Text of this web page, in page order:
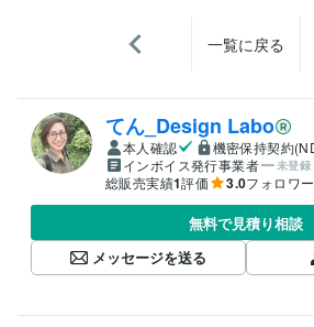
一覧に戻る
てん_Design Labo
本人確認
機密保持契約
インボイス発行事業者
未登録
総販売実績1評価 3.0フォロワー
無料で見積り相談
メッセージを送る